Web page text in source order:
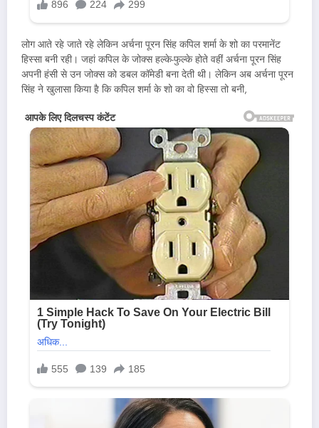
लोग आते रहे जाते रहे लेकिन अर्चना पूरन सिंह कपिल शर्मा के शो का परमानेंट
हिस्सा बनी रही। जहां कपिल के जोक्स हल्के-फुल्के होते वहीं अर्चना पूरन सिंह
अपनी हंसी से उन जोक्स को डबल कॉमेडी बना देती थी। लेकिन अब अर्चना पूरन
सिंह ने खुलासा किया है कि कपिल शर्मा के शो का वो हिस्सा तो बनी,